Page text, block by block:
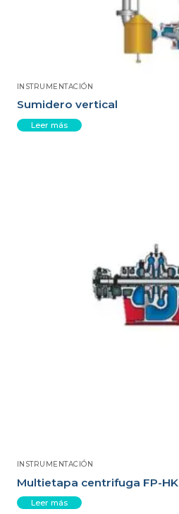
INSTRUMENTACIÓN
Sumidero vertical
Leer más
INSTRUMENTACIÓN
Multietapa centrifuga FP-HK
Leer más